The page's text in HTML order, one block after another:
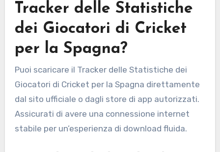
Tracker delle Statistiche
dei Giocatori di Cricket
per la Spagna?
Puoi scaricare il Tracker delle Statistiche dei
Giocatori di Cricket per la Spagna direttamente
dal sito ufficiale o dagli store di app autorizzati.
Assicurati di avere una connessione internet
stabile per un’esperienza di download fluida.